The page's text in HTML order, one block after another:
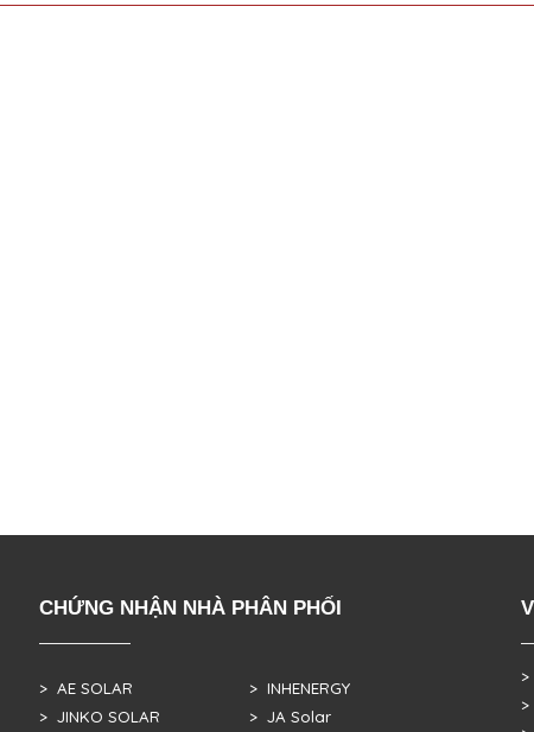
CHỨNG NHẬN NHÀ PHÂN PHỐI
> AE SOLAR
> JINKO SOLAR
> INHENERGY
> JA Solar
>